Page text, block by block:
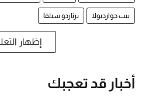
بيب جوارديولا برناردو سيلفا
إظهار
أخبار قد تعجبك